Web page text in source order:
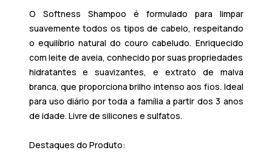
O Softness Shampoo é formulado para limpar
suavemente todos os tipos de cabelo, respeitando
o equilíbrio natural do couro cabeludo. Enriquecido
com leite de aveia, conhecido por suas propriedades
hidratantes e suavizantes, e extrato de malva
branca, que proporciona brilho intenso aos fios. Ideal
para uso diário por toda a família a partir dos 3 anos
de idade. Livre de silicones e sulfatos.​
Destaques do Produto: